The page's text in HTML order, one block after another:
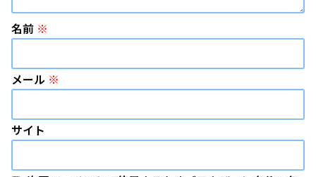
名前 ※
メール ※
サイト